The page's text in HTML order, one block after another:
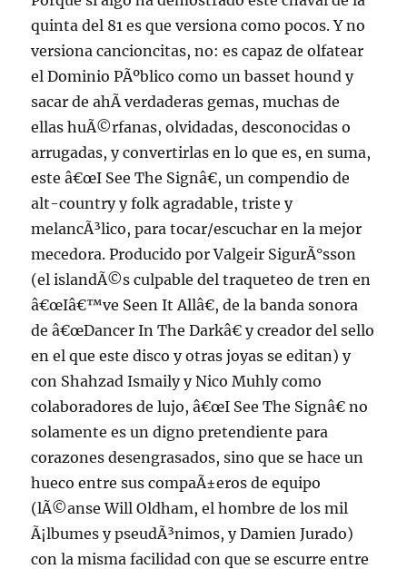
quinta del 81 es que versiona como pocos. Y no
versiona cancioncitas, no: es capaz de olfatear
el Dominio PÃºblico como un basset hound y
sacar de ahÃ­ verdaderas gemas, muchas de
ellas huÃ©rfanas, olvidadas, desconocidas o
arrugadas, y convertirlas en lo que es, en suma,
este â€œI See The Signâ€, un compendio de
alt-country y folk agradable, triste y
melancÃ³lico, para tocar/escuchar en la mejor
mecedora. Producido por Valgeir SigurÃ°sson
(el islandÃ©s culpable del traqueteo de tren en
â€œIâ€™ve Seen It Allâ€, de la banda sonora
de â€œDancer In The Darkâ€ y creador del sello
en el que este disco y otras joyas se editan) y
con Shahzad Ismaily y Nico Muhly como
colaboradores de lujo, â€œI See The Signâ€ no
solamente es un digno pretendiente para
corazones desengrasados, sino que se hace un
hueco entre sus compaÃ±eros de equipo
(lÃ©anse Will Oldham, el hombre de los mil
Ã¡lbumes y pseudÃ³nimos, y Damien Jurado)
con la misma facilidad con que se escurre entre